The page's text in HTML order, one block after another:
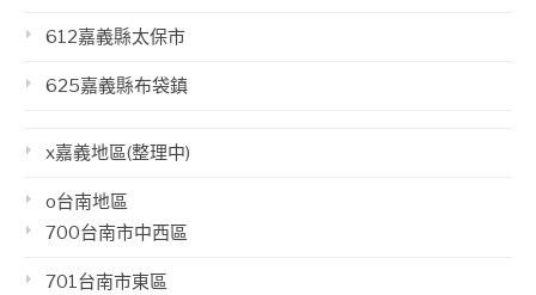
612嘉義縣太保市
625嘉義縣布袋鎮
x嘉義地區(整理中)
o台南地區
700台南市中西區
701台南市東區